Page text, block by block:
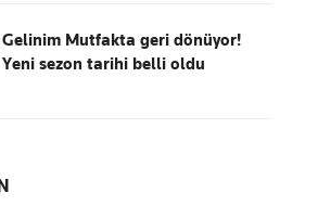
Gelinim Mutfakta geri dönüyor!
Yeni sezon tarihi belli oldu